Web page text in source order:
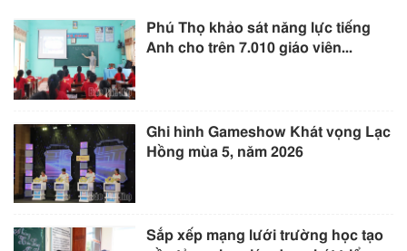
Phú Thọ khảo sát năng lực tiếng
Anh cho trên 7.010 giáo viên...
Ghi hình Gameshow Khát vọng Lạc
Hồng mùa 5, năm 2026
Sắp xếp mạng lưới trường học tạo